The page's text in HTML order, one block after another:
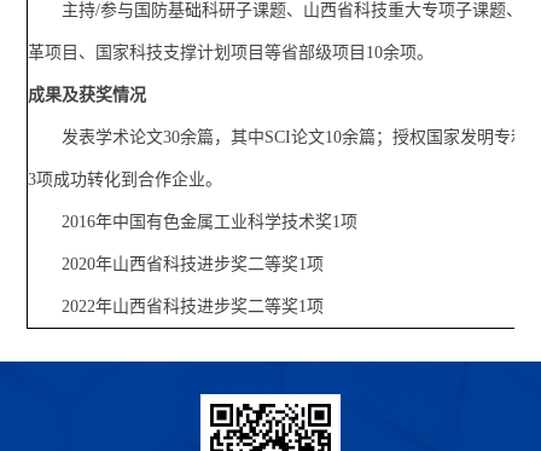
主持/参与国防基础科研子课题、山西省科技重大专项子课题、
革项目、国家科技支撑计划项目等省部级项目10余项。
成果及获奖情况
发表学术论文30余篇，其中SCI论文10余篇；授权国家发明专利
3项成功转化到合作企业。
2016年中国有色金属工业科学技术奖1项
2020年山西省科技进步奖二等奖1项
2022年山西省科技进步奖二等奖1项